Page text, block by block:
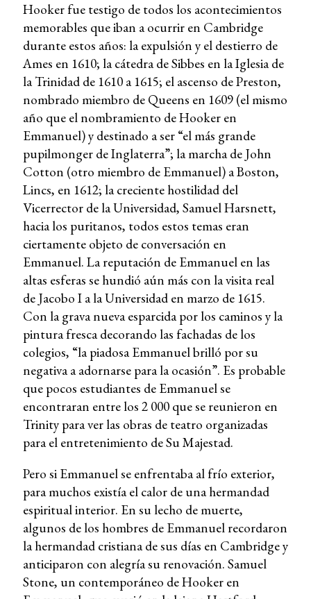
Hooker fue testigo de todos los acontecimientos
memorables que iban a ocurrir en Cambridge
durante estos años: la expulsión y el destierro de
Ames en 1610; la cátedra de Sibbes en la Iglesia de
la Trinidad de 1610 a 1615; el ascenso de Preston,
nombrado miembro de Queens en 1609 (el mismo
año que el nombramiento de Hooker en
Emmanuel) y destinado a ser “el más grande
pupilmonger de Inglaterra”; la marcha de John
Cotton (otro miembro de Emmanuel) a Boston,
Lincs, en 1612; la creciente hostilidad del
Vicerrector de la Universidad, Samuel Harsnett,
hacia los puritanos, todos estos temas eran
ciertamente objeto de conversación en
Emmanuel. La reputación de Emmanuel en las
altas esferas se hundió aún más con la visita real
de Jacobo I a la Universidad en marzo de 1615.
Con la grava nueva esparcida por los caminos y la
pintura fresca decorando las fachadas de los
colegios, “la piadosa Emmanuel brilló por su
negativa a adornarse para la ocasión”. Es probable
que pocos estudiantes de Emmanuel se
encontraran entre los 2 000 que se reunieron en
Trinity para ver las obras de teatro organizadas
para el entretenimiento de Su Majestad.
Pero si Emmanuel se enfrentaba al frío exterior,
para muchos existía el calor de una hermandad
espiritual interior. En su lecho de muerte,
algunos de los hombres de Emmanuel recordaron
la hermandad cristiana de sus días en Cambridge y
anticiparon con alegría su renovación. Samuel
Stone, un contemporáneo de Hooker en